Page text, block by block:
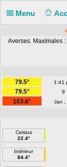
Menu
Averses. Maximales
79.5°
1:41
79.5°
9
103.6°
Jan ,
Celsius
22.4°
Intérieur
84.4°